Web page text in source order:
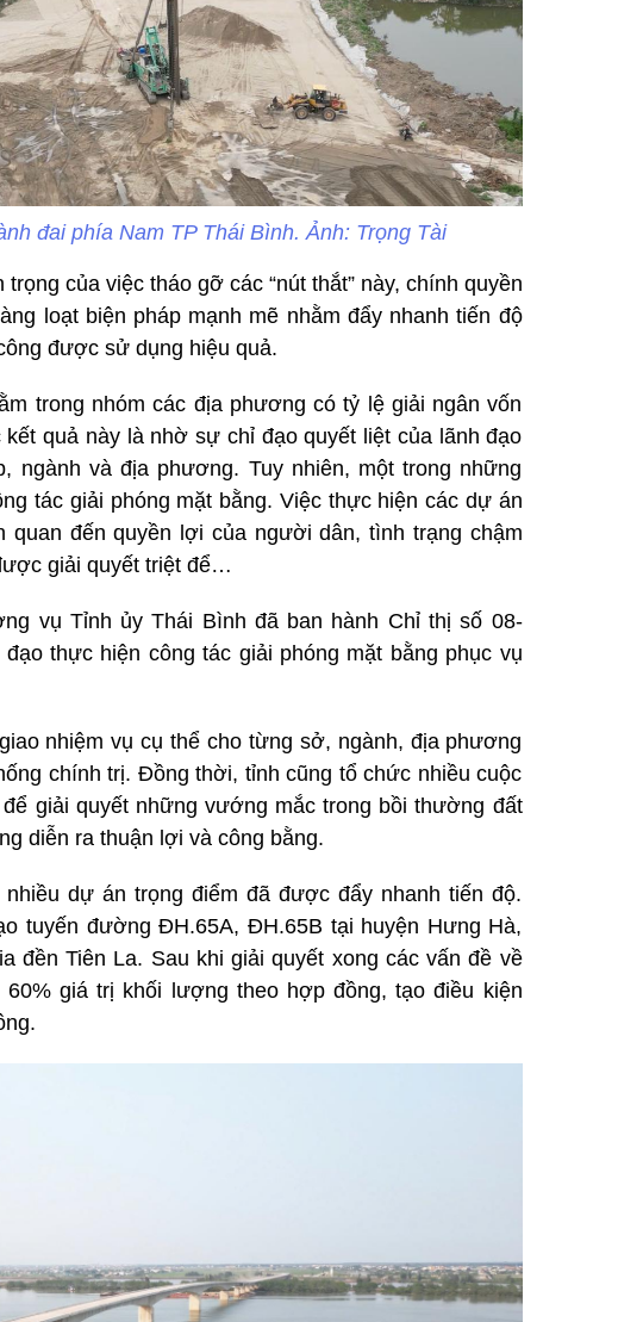
đai phía Nam TP Thái Bình. Ảnh: Trọng Tài
của việc tháo gỡ các “nút thắt” này, chính quyền
loạt biện pháp mạnh mẽ nhằm đẩy nhanh tiến độ
được sử dụng hiệu quả.
trong nhóm các địa phương có tỷ lệ giải ngân vốn
quả này là nhờ sự chỉ đạo quyết liệt của lãnh đạo
ngành và địa phương. Tuy nhiên, một trong những
tác giải phóng mặt bằng. Việc thực hiện các dự án
đến quyền lợi của người dân, tình trạng chậm
giải quyết triệt để…
vụ Tỉnh ủy Thái Bình đã ban hành Chỉ thị số 08-
thực hiện công tác giải phóng mặt bằng phục vụ
nhiệm vụ cụ thể cho từng sở, ngành, địa phương
chính trị. Đồng thời, tỉnh cũng tổ chức nhiều cuộc
giải quyết những vướng mắc trong bồi thường đất
diễn ra thuận lợi và công bằng.
dự án trọng điểm đã được đẩy nhanh tiến độ.
tuyến đường ĐH.65A, ĐH.65B tại huyện Hưng Hà,
đền Tiên La. Sau khi giải quyết xong các vấn đề về
giá trị khối lượng theo hợp đồng, tạo điều kiện